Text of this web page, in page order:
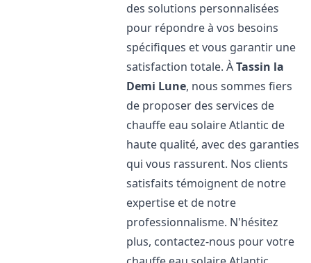
des solutions personnalisées
pour répondre à vos besoins
spécifiques et vous garantir une
satisfaction totale. ÀTassin la
Demi Lune, nous sommes fiers
de proposer des services de
chauffe eau solaire Atlantic de
haute qualité, avec des garanties
qui vous rassurent. Nos clients
satisfaits témoignent de notre
expertise et de notre
professionnalisme. N'hésitez
plus, contactez-nous pour votre